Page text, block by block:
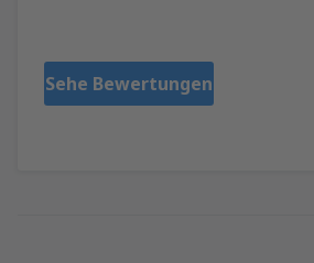
Sehe Bewertungen